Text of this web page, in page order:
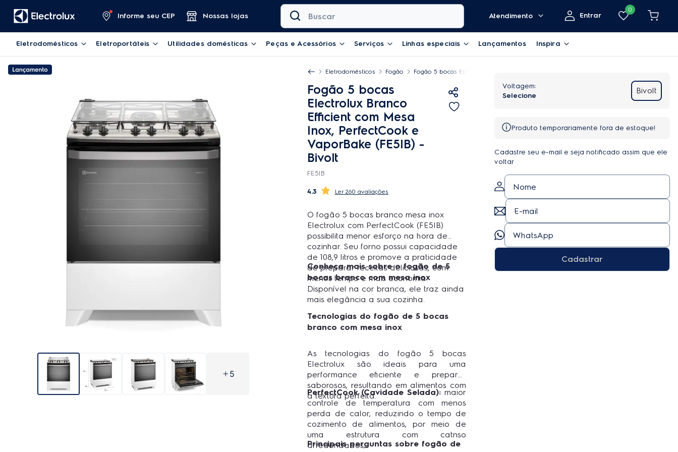
Informe seu CEP Nossas lojas
Buscar
Atendimento
Entrar
0
Eletrodomésticos Eletroportáteis Utilidades domésticas Peças e Acessórios Serviços Linhas especiais Lançamentos Inspira
5
Eletrodomésticos Fogão Fogão 5 bocas Electrolux Branco Efficient com Mesa Inox, PerfectCook e VaporBake
Fogão 5 bocas
Electrolux Branco
Efficient com Mesa
Inox, PerfectCook e
VaporBake (FE5IB) -
Bivolt
FE5IB
4.3 260 avaliações
O fogão 5 bocas branco mesa inox
Electrolux com PerfectCook (FE5IB)
possibilita menor esforço na hora de
cozinhar. Seu forno possui capacidade
de 108,9 litros e promove a praticidade
de preparar receitas deliciosas, com
menos tempo e mais economia.
Disponível na cor branca, ele traz ainda
mais elegância a sua cozinha.
Conheça mais sobre o fogão de 5
bocas branco com mesa inox
Tecnologias do fogão de 5 bocas
branco com mesa inox
As tecnologias do fogão 5 bocas
Electrolux são ideais para uma
performance eficiente e preparos
saborosos, resultando em alimentos com
a textura perfeita.
PerfectCook (Cavidade Selada): maior
controle de temperatura com menos
perda de calor, reduzindo o tempo de
cozimento de alimentos, por meio de
uma estrutura com catnso
arredondados;
Principais perguntas sobre fogão de
Bivolt
Produto temporariamente fora de estoque!
Cadastre seu e-mail e seja notificado assim que ele
voltar
Cadastrar